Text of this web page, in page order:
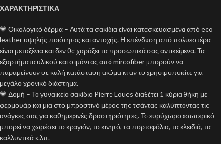
ΧΑΡΑΚΤΗΡΙΣΤΙΚΑ
💗 Οικολογικό δέρμα – Αυτά τα σακίδια είναι κατασκευασμένα από eco
leather υψηλής ποιότητας και αντοχής. Η επένδυση από πολυεστέρα
είναι μεταξένια και δεν θα χαράξει τα προσωπικά σας αντικείμενα. Τα
εξαρτήματα υλικού και ο ιμάντας από mircofiber μπορούν να
παραμείνουν σε καλή κατάσταση ακόμα κι αν το χρησιμοποιείτε για
μεγάλο χρονικό διάστημα.
💗 Δομή – Το γυναικείο σακίδιο Pierre Loues διαθέτει 1 κύρια θήκη με
φερμουάρ και μια στο μπροστινό μέρος της τσάντας καλύπτοντας τις
ανάγκες σας για καθημερινές δραστηριότητες. Το ευρύχωρο εσωτερικό
μπορεί να χωρέσει το κραγιόν, το κινητό, τα πορτοφόλια, τα κλειδιά, τα
καλλυντικά κ.λπ.